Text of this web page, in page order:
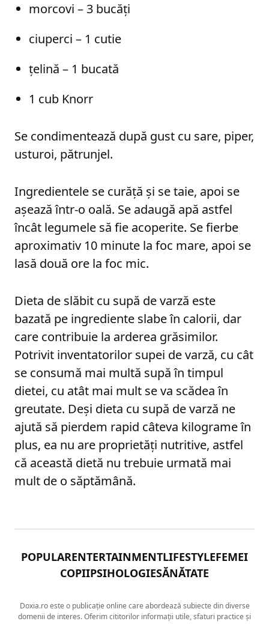
morcovi – 3 bucăți
ciuperci – 1 cutie
țelină – 1 bucată
1 cub Knorr
Se condimentează după gust cu sare, piper,
usturoi, pătrunjel.
Ingredientele se curăță și se taie, apoi se
așează într-o oală. Se adaugă apă astfel
încât legumele să fie acoperite. Se fierbe
aproximativ 10 minute la foc mare, apoi se
lasă două ore la foc mic.
Dieta de slăbit cu supă de varză este
bazată pe ingrediente slabe în calorii, dar
care contribuie la arderea grăsimilor.
Potrivit inventatorilor supei de varză, cu cât
se consumă mai multă supă în timpul
dietei, cu atât mai mult se va scădea în
greutate. Deși dieta cu supă de varză ne
ajută să pierdem rapid câteva kilograme în
plus, ea nu are proprietăți nutritive, astfel
că această dietă nu trebuie urmată mai
mult de o săptămână.
POPULARENTERTAINMENTLIFESTYLEFEMEI
COPIIPSIHOLOGIESĂNĂTATE
Doxia.ro este o publicație online care abordează subiecte din diverse
domenii de interes. Oferim cititorilor informații utile, sfaturi practice și